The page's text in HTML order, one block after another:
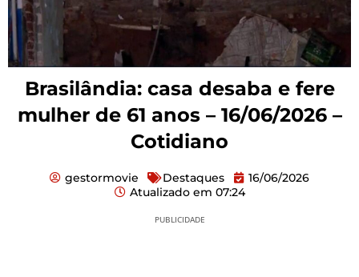
Brasilândia: casa desaba e fere
mulher de 61 anos – 16/06/2026 –
Cotidiano
gestormovie Destaques
16/06/2026
Atualizado em 07:24
PUBLICIDADE